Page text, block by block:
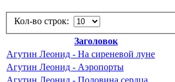
Кол-во строк:
Заголовок
Агутин Леонид - На сиреневой луне
Агутин Леонид - Аэропорты